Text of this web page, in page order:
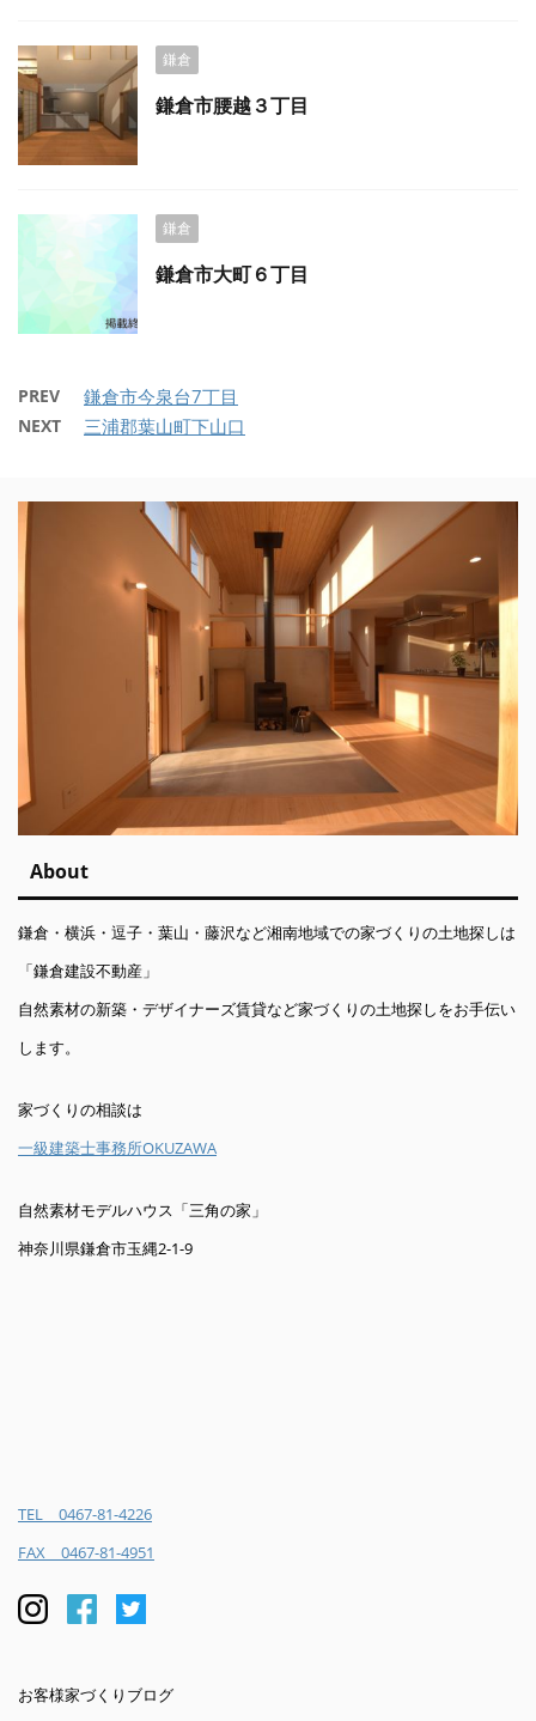
鎌倉
鎌倉市腰越３丁目
鎌倉
鎌倉市大町６丁目
PREV 鎌倉市今泉台7丁目
NEXT 三浦郡葉山町下山口
About
鎌倉・横浜・逗子・葉山・藤沢など湘南地域での家づくりの土地探しは
「鎌倉建設不動産」
自然素材の新築・デザイナーズ賃貸など家づくりの土地探しをお手伝い
します。
家づくりの相談は
一級建築士事務所OKUZAWA
自然素材モデルハウス「三角の家」
神奈川県鎌倉市玉縄2-1-9
TEL 0467-81-4226
FAX 0467-81-4951
お客様家づくりブログ